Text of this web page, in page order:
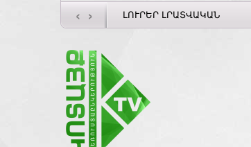
‹ › ԼՈՒՐԵՐ ԼՐԱՏՎԱԿԱՆ